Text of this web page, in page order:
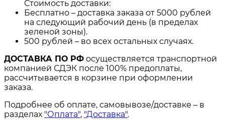
Стоимость доставки:
Бесплатно – доставка заказа от 5000 рублей
на следующий рабочий день (в пределах
зеленой зоны).
500 рублей – во всех остальных случаях.
ДОСТАВКА ПО РФ осуществляется транспортной
компанией СДЭК после 100% предоплаты,
рассчитывается в корзине при оформлении
заказа.
Подробнее об оплате, самовывозе/доставке – в
разделах "Оплата", "Доставка".